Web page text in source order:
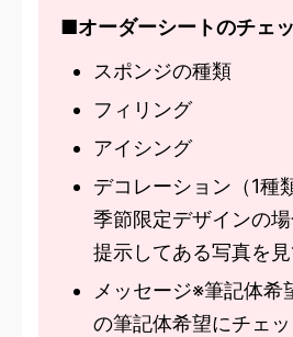
■オーダーシートのチェ
スポンジの種類
フィリング
アイシング
デコレーション（1種
季節限定デザインの
提示してある写真を見
メッセージ※筆記体希
の筆記体希望にチェッ